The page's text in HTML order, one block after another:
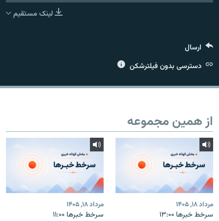
لینک مستقیم
ارسال
دسترسی بدون فیلترشکن
از همین مجموعه
مرداد ۱۸, ۱۴۰۵
سرخط خبرها ۱۳:۰۰
مرداد ۱۸, ۱۴۰۵
سرخط خبرها ۱۱:۰۰